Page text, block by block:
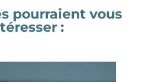
pourraient vous
: